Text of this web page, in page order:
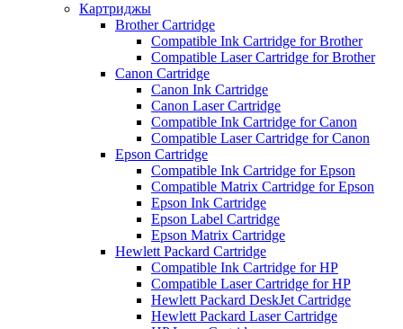
Картриджы
Brother Cartridge
Compatible Ink Cartridge for Brother
Compatible Laser Cartridge for Brother
Canon Cartridge
Canon Ink Cartridge
Canon Laser Cartridge
Compatible Ink Cartridge for Canon
Compatible Laser Cartridge for Canon
Epson Cartridge
Compatible Ink Cartridge for Epson
Compatible Matrix Cartridge for Epson
Epson Ink Cartridge
Epson Label Cartridge
Epson Matrix Cartridge
Hewlett Packard Cartridge
Compatible Ink Cartridge for HP
Compatible Laser Cartridge for HP
Hewlett Packard DeskJet Cartridge
Hewlett Packard Laser Cartridge